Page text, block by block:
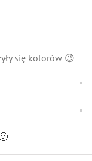
się kolorów 😉